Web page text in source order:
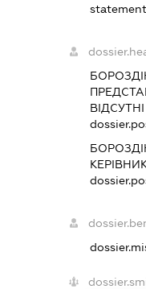
ВІДСУТНІ
КЕРІВНИК